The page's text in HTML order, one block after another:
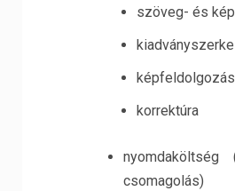
szöveg- és
korrektúra
nyomdaköltség
csomagolás)